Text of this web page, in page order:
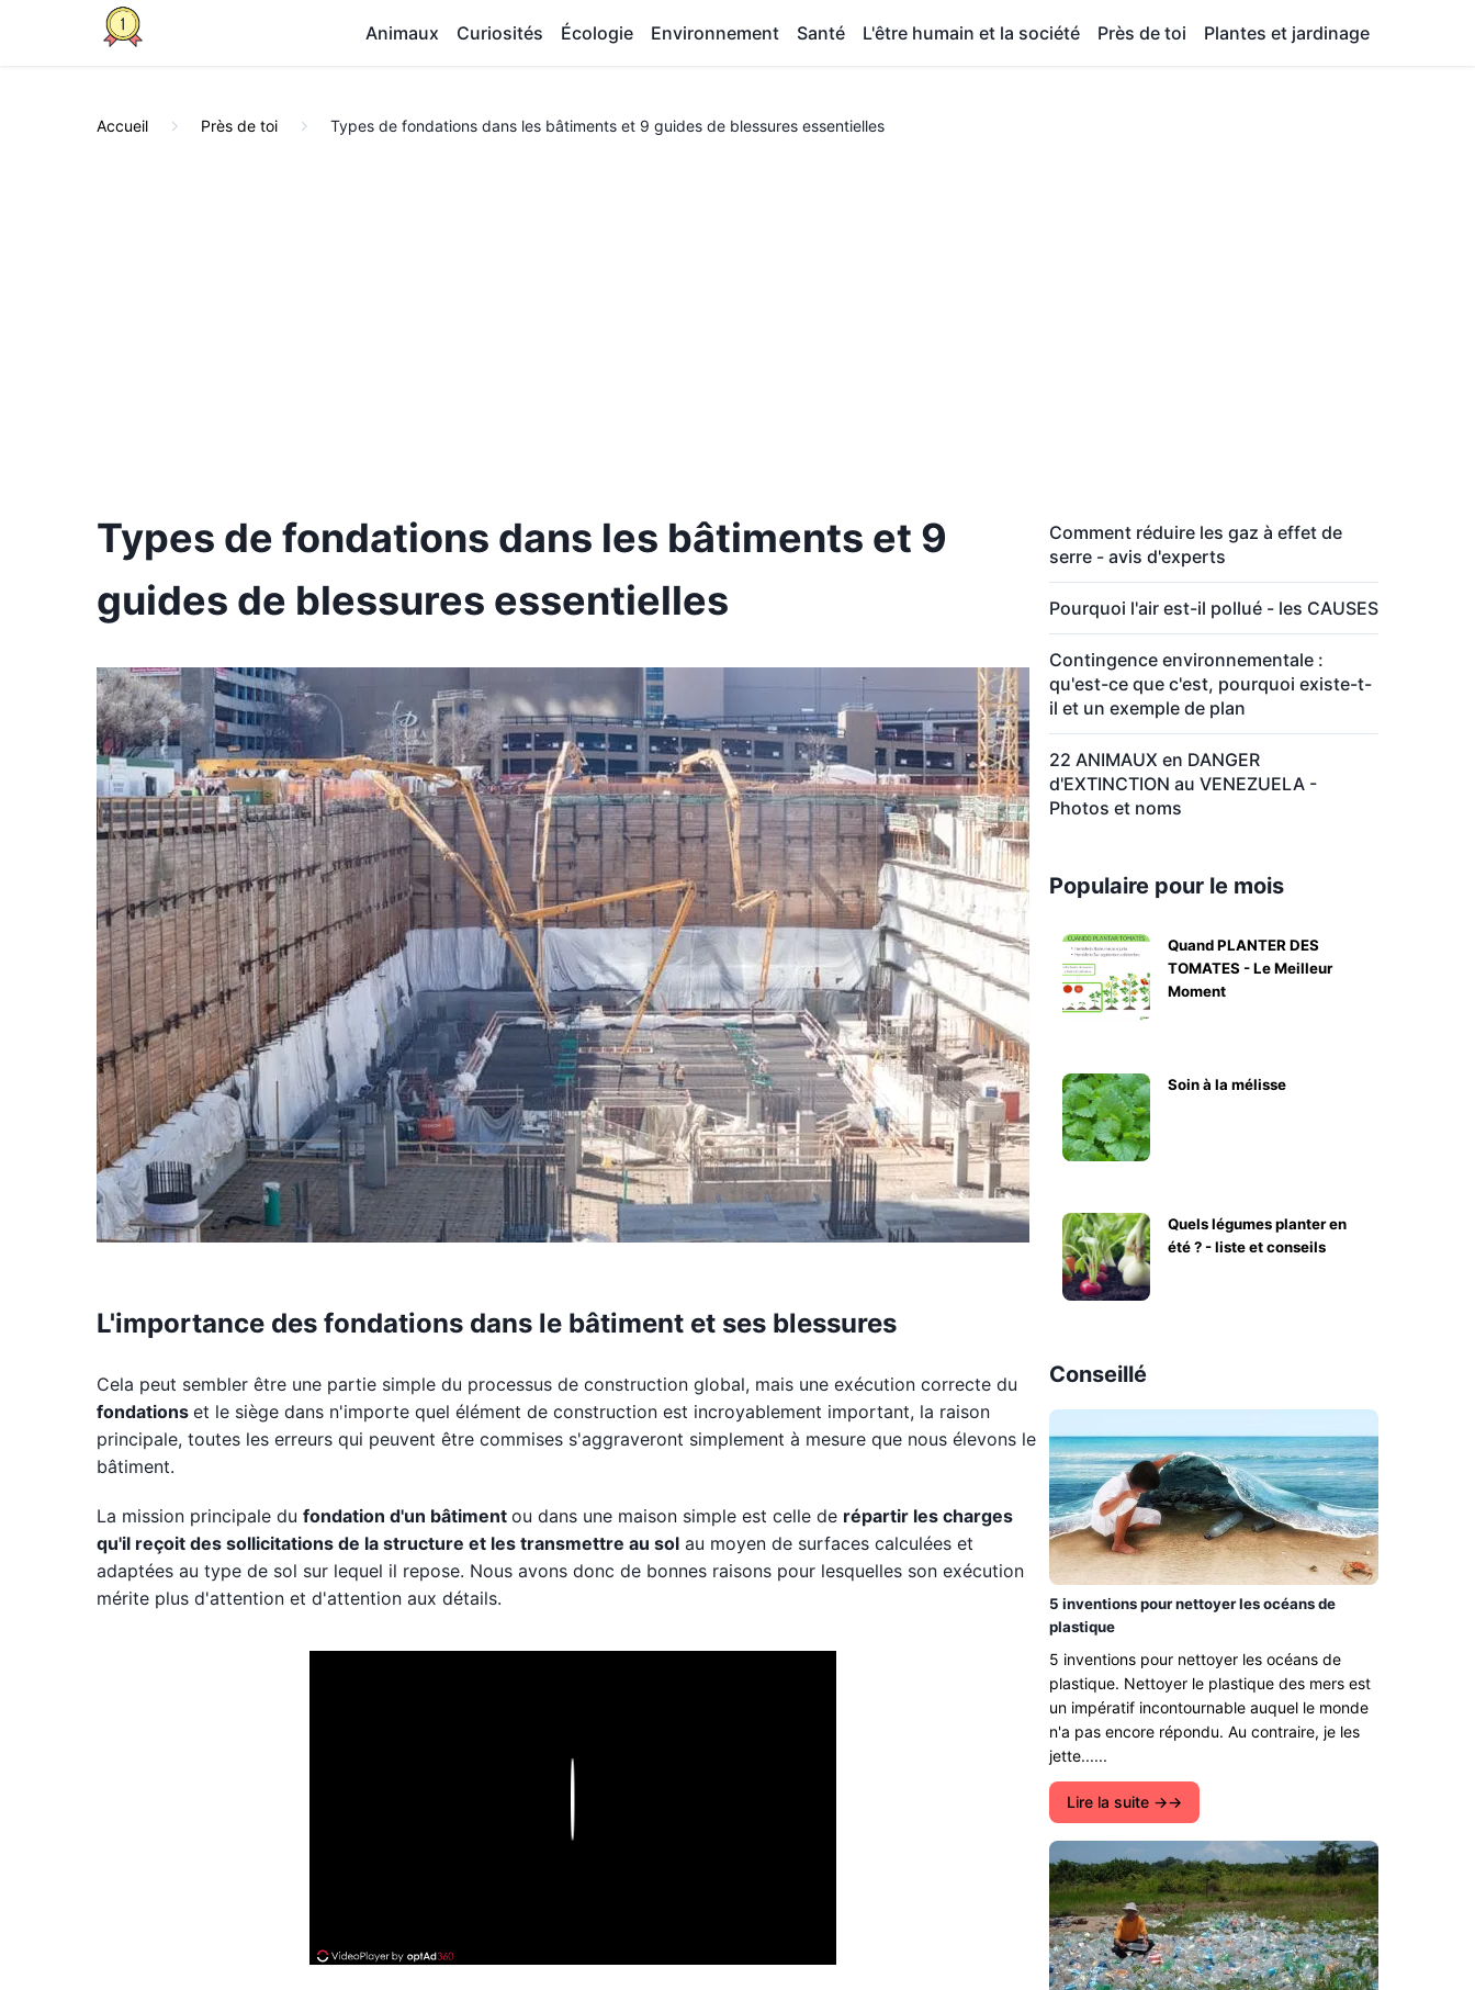
Animaux Curiosités Écologie Environnement Santé L'être humain et la société Près de toi Plantes et jardinage
Accueil Près de toi Types de fondations dans les bâtiments et 9 guides de blessures essentielles
Types de fondations dans les bâtiments et 9
guides de blessures essentielles
L'importance des fondations dans le bâtiment et ses blessures
Cela peut sembler être une partie simple du processus de construction global, mais une exécution correcte du
fondations et le siège dans n'importe quel élément de construction est incroyablement important, la raison
principale, toutes les erreurs qui peuvent être commises s'aggraveront simplement à mesure que nous élevons le
bâtiment.
La mission principale du fondation d'un bâtiment ou dans une maison simple est celle de répartir les charges
qu'il reçoit des sollicitations de la structure et les transmettre au sol au moyen de surfaces calculées et
adaptées au type de sol sur lequel il repose. Nous avons donc de bonnes raisons pour lesquelles son exécution
mérite plus d'attention et d'attention aux détails.
Comment réduire les gaz à effet de
serre - avis d'experts
Pourquoi l'air est-il pollué - les CAUSES
Contingence environnementale :
qu'est-ce que c'est, pourquoi existe-t-
il et un exemple de plan
22 ANIMAUX en DANGER
d'EXTINCTION au VENEZUELA -
Photos et noms
Populaire pour le mois
Quand PLANTER DES
TOMATES - Le Meilleur
Moment
Soin à la mélisse
Quels légumes planter en
été ? - liste et conseils
Conseillé
5 inventions pour nettoyer les océans de
plastique
5 inventions pour nettoyer les océans de
plastique. Nettoyer le plastique des mers est
un impératif incontournable auquel le monde
n'a pas encore répondu. Au contraire, je les
jette......
Lire la suite →